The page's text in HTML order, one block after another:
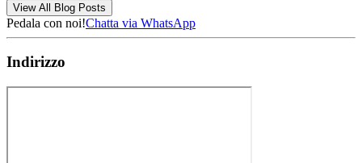
View All Blog Posts
Pedala con noi!Chatta via WhatsApp
Indirizzo